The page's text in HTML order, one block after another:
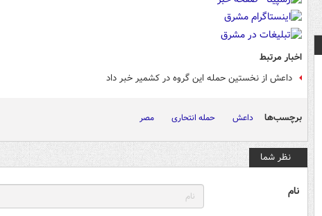
اخبار مرتبط
داعش از نخستین حمله این گروه در کشمیر خبر داد
برچسب‌ها داعش حمله انتحاری مصر
نظر شما
نام